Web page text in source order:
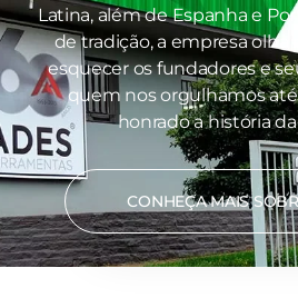
Latina, além de Espanha e
de tradição, a empresa olha
esquecer os fundadores e
quem nos orgulhamos
honrado a história
CONHEÇA MAIS